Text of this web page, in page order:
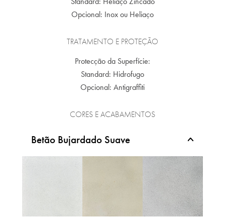
Opcional: Inox ou Heliaço
TRATAMENTO E PROTEÇÃO
Protecção da Superfície:
Standard: Hidrofugo
Opcional: Antigraffiti
CORES E ACABAMENTOS
Betão Bujardado Suave